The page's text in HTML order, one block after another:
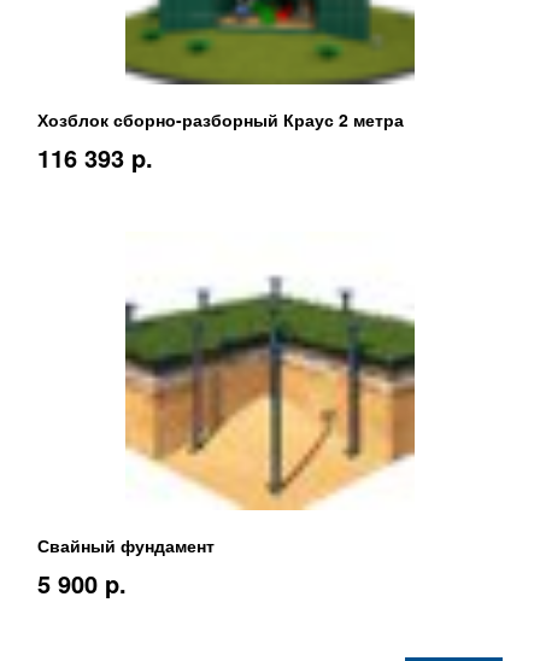
Хозблок сборно-разборный Краус 2 метра
116 393 p.
Свайный фундамент
5 900 p.